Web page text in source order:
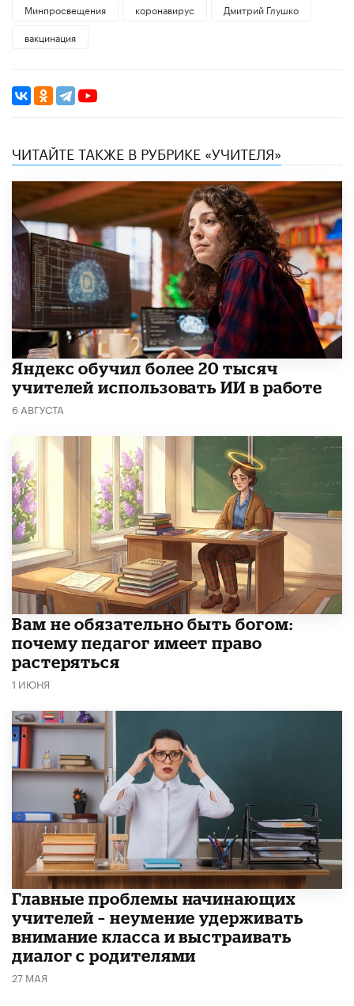
Минпросвещения
коронавирус
Дмитрий Глушко
вакцинация
ЧИТАЙТЕ ТАКЖЕ В РУБРИКЕ «УЧИТЕЛЯ»
​Яндекс обучил более 20 тысяч
учителей использовать ИИ в работе
6 АВГУСТА
​Вам не обязательно быть богом:
почему педагог имеет право
растеряться
1 ИЮНЯ
Главные проблемы начинающих
учителей – неумение удерживать
внимание класса и выстраивать
диалог с родителями
27 МАЯ